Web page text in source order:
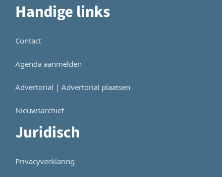
Handige links
Contact
Agenda aanmelden
Advertorial | Advertorial plaatsen
Nieuwsarchief
Juridisch
Privacyverklaring